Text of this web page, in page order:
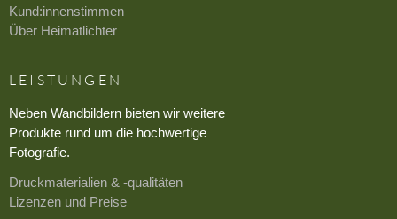
Kund:innenstimmen
Über Heimatlichter
LEISTUNGEN
Neben Wandbildern bieten wir weitere
Produkte rund um die hochwertige
Fotografie.
Druckmaterialien & -qualitäten
Lizenzen und Preise